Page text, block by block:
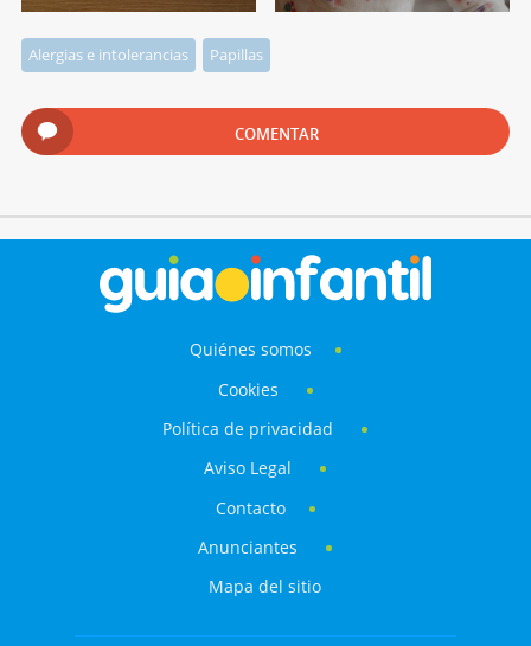
Alergias e intolerancias Papillas
COMENTAR
Quiénes somos
Cookies
Política de privacidad
Aviso Legal
Contacto
Anunciantes
Mapa del sitio